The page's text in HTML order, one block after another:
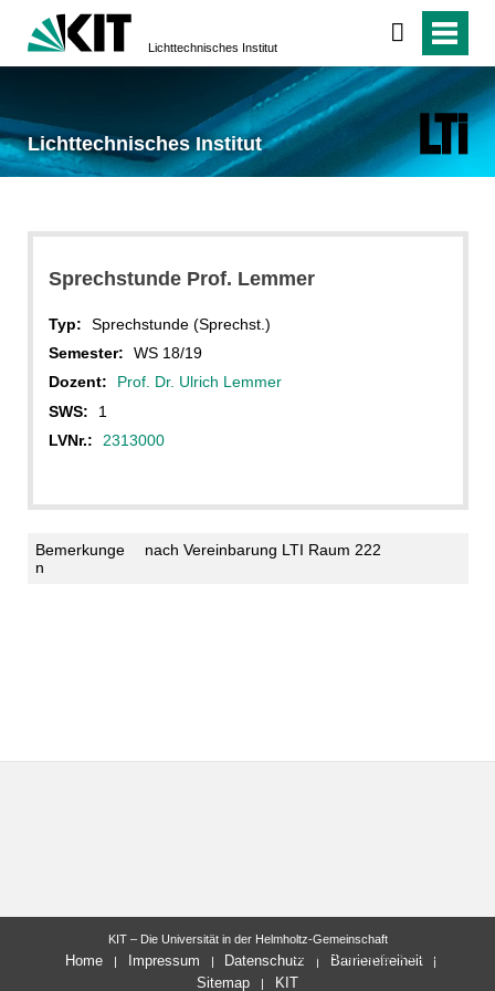
Lichttechnisches Institut
Lichttechnisches Institut
Sprechstunde Prof. Lemmer
Typ:
Sprechstunde (Sprechst.)
Semester:
WS 18/19
Dozent:
Prof. Dr. Ulrich Lemmer
SWS:
1
LVNr.:
2313000
Bemerkunge
n
nach Vereinbarung LTI Raum 222
letzte Änderung: 15.10.2018
KIT – Die Universität in der Helmholtz-Gemeinschaft
Home Impressum Datenschutz
Barrierefreiheit
Sitemap
KIT